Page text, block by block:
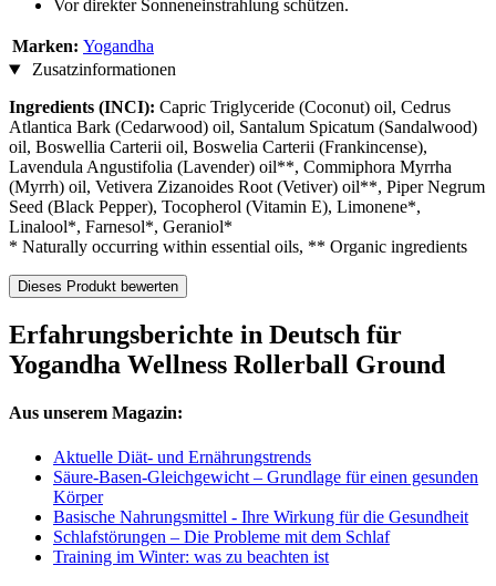
Vor direkter Sonneneinstrahlung schützen.
Marken: Yogandha
Zusatzinformationen
Ingredients (INCI): Capric Triglyceride (Coconut) oil, Cedrus
Atlantica Bark (Cedarwood) oil, Santalum Spicatum (Sandalwood)
oil, Boswellia Carterii oil, Boswelia Carterii (Frankincense),
Lavendula Angustifolia (Lavender) oil**, Commiphora Myrrha
(Myrrh) oil, Vetivera Zizanoides Root (Vetiver) oil**, Piper Negrum
Seed (Black Pepper), Tocopherol (Vitamin E), Limonene*,
Linalool*, Farnesol*, Geraniol*
* Naturally occurring within essential oils, ** Organic ingredients
Dieses Produkt bewerten
Erfahrungsberichte in Deutsch für
Yogandha Wellness Rollerball Ground
Aus unserem Magazin:
Aktuelle Diät- und Ernährungstrends
Säure-Basen-Gleichgewicht – Grundlage für einen gesunden
Körper
Basische Nahrungsmittel - Ihre Wirkung für die Gesundheit
Schlafstörungen – Die Probleme mit dem Schlaf
Training im Winter: was zu beachten ist